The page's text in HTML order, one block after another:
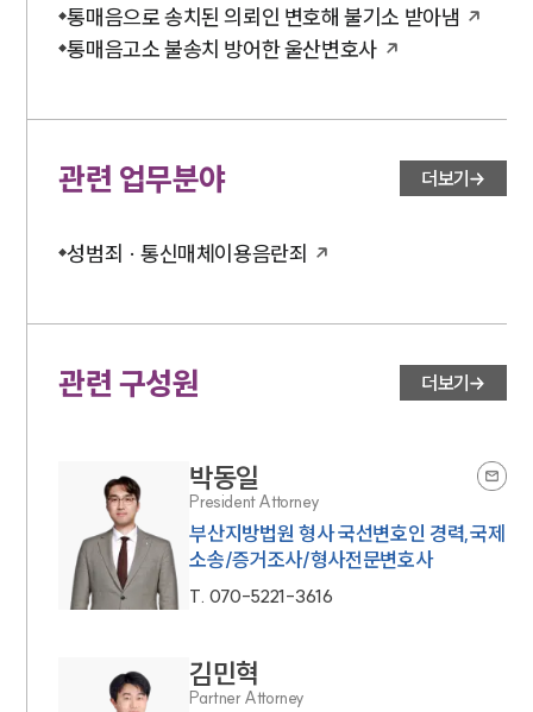
통매음으로 송치된 의뢰인 변호해 불기소 받아냄
통매음고소 불송치 방어한 울산변호사
관련 업무분야 더보기
성범죄 · 통신매체이용음란죄
관련 구성원 더보기
박동일
President Attorney
부산지방법원 형사 국선변호인 경력,국제
소송/증거조사/형사전문변호사
T. 070-5221-3616
김민혁
Partner Attorney